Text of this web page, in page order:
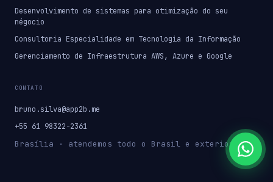
Desenvolvimento de sistemas para otimização do seu
négocio
Consultoria Especialidade em Tecnologia da Informação
Gerenciamento de Infraestrutura AWS, Azure e Google
CONTATO
bruno.silva@app2b.me
+55 61 98322-2361
Brasília · atendemos todo o Brasil e exterior